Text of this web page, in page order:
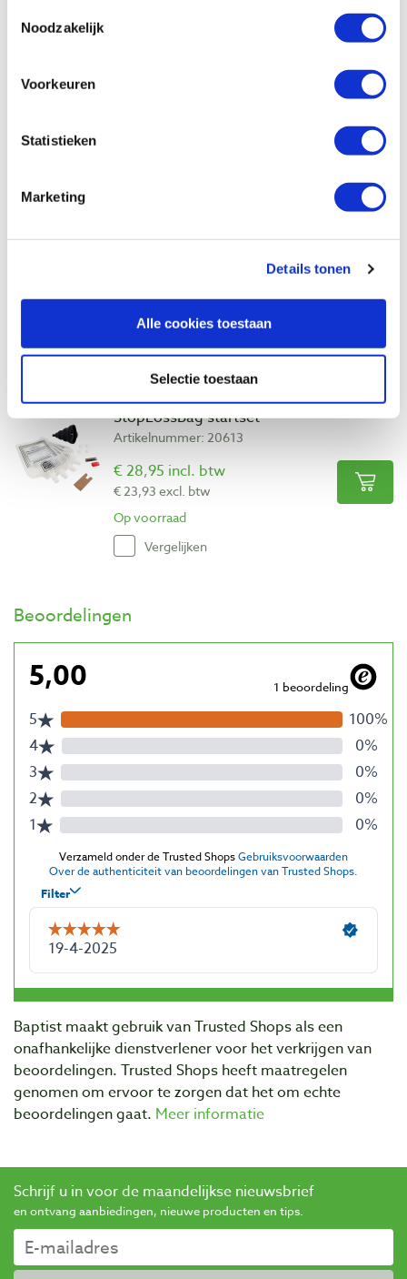
Noodzakelijk
Voorkeuren
Statistieken
Marketing
Details tonen
Alle cookies toestaan
Selectie toestaan
Copenhagen Pro microvezel aflakrollers
Op voorraad
Vergelijken
StopLossBag startset
Artikelnummer: 20613
€ 28,95 incl. btw
€ 23,93 excl. btw
Op voorraad
Vergelijken
Beoordelingen
Baptist maakt gebruik van Trusted Shops als een
onafhankelijke dienstverlener voor het verkrijgen van
beoordelingen. Trusted Shops heeft maatregelen
genomen om ervoor te zorgen dat het om echte
beoordelingen gaat. Meer informatie
Schrijf u in voor de maandelijkse nieuwsbrief
en ontvang aanbiedingen, nieuwe producten en tips.